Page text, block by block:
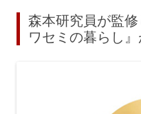
森本研究員が監
ワセミの暮らし』